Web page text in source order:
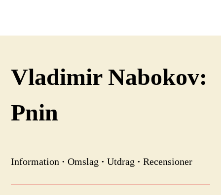
Vladimir Nabokov:
Pnin
Information ·Omslag ·Utdrag ·Recensioner